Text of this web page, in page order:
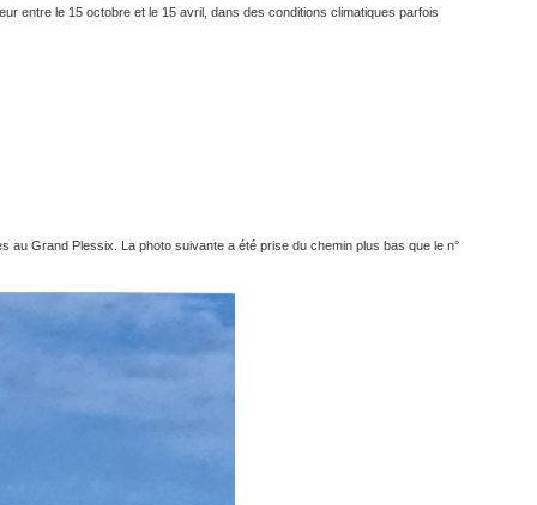
entre le 15 octobre et le 15 avril, dans des conditions climatiques parfois
Grand Plessix. La photo suivante a été prise du chemin plus bas que le n°